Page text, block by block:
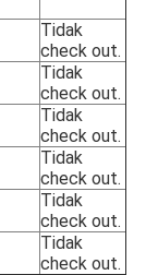
Tidak
check out.
Tidak
check out.
Tidak
check out.
Tidak
check out.
Tidak
check out.
Tidak
check out.